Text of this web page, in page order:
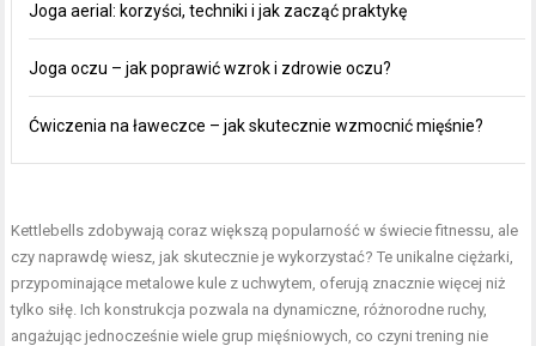
Joga aerial: korzyści, techniki i jak zacząć praktykę
Joga oczu – jak poprawić wzrok i zdrowie oczu?
Ćwiczenia na ławeczce – jak skutecznie wzmocnić mięśnie?
Kettlebells zdobywają coraz większą popularność w świecie fitnessu, ale
czy naprawdę wiesz, jak skutecznie je wykorzystać? Te unikalne ciężarki,
przypominające metalowe kule z uchwytem, oferują znacznie więcej niż
tylko siłę. Ich konstrukcja pozwala na dynamiczne, różnorodne ruchy,
angażując jednocześnie wiele grup mięśniowych, co czyni trening nie